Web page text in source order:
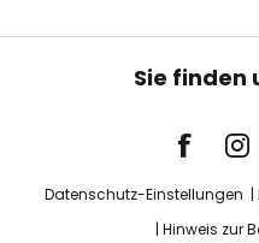
Sie finden
Datenschutz-Einstellungen
Hinweis zur